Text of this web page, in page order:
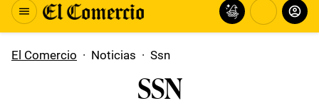
El Comercio · Noticias · Ssn
SSN